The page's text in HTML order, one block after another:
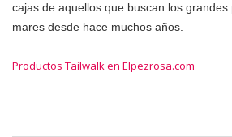
cajas de aquellos que buscan los grandes
mares desde hace muchos años.
Productos Tailwalk en Elpezrosa.com